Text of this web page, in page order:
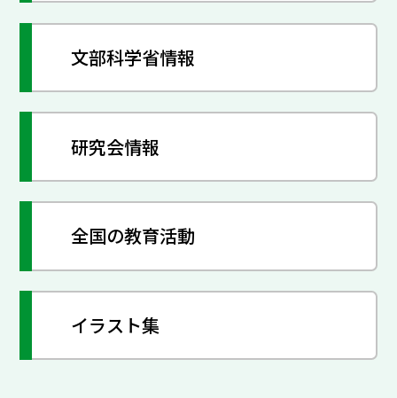
文部科学省情報
研究会情報
全国の教育活動
イラスト集